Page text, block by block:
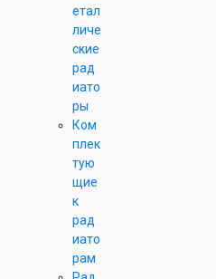
етал
личе
ские
рад
иато
ры
Ком
плек
тую
щие
к
рад
иато
рам